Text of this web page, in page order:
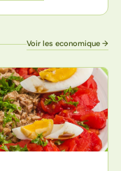
Voir les economique →